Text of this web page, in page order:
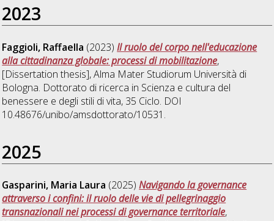
2023
Faggioli, Raffaella (2023)Il ruolo del corpo nell'educazione
alla cittadinanza globale: processi di mobilitazione,
[Dissertation thesis], Alma Mater Studiorum Università di
Bologna. Dottorato di ricerca in Scienza e cultura del
benessere e degli stili di vita, 35 Ciclo. DOI
10.48676/unibo/amsdottorato/10531.
2025
Gasparini, Maria Laura (2025)Navigando la governance
attraverso i confini: il ruolo delle vie di pellegrinaggio
transnazionali nei processi di governance territoriale,